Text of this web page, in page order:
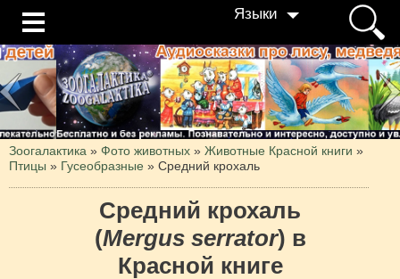
Языки
Зоогалактика » Фото животных » Животные Красной книги »
Птицы » Гусеобразные » Средний крохаль
Средний крохаль
(Mergus serrator) в
Красной книге